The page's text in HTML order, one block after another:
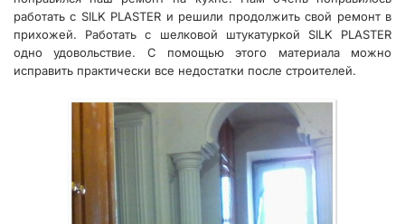
работать с SILK PLASTER и решили продолжить свой ремонт в
прихожей. Работать с шелковой штукатуркой SILK PLASTER
одно удовольствие. С помощью этого материала можно
исправить практически все недостатки после строителей.